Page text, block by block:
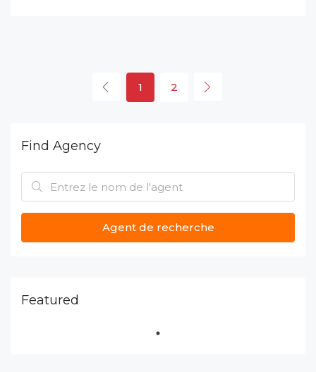
1 2
Find Agency
Agent de recherche
Featured